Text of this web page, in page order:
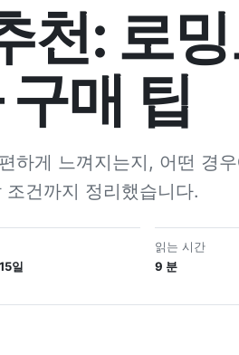
천: 로
매 팁
하게 느껴지는지, 어떤 경
건까지 정리했습니다.
일
읽는 시간
9 분